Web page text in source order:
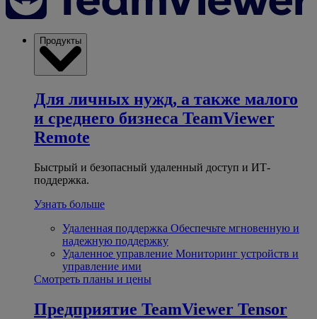
Продукты
Для личных нужд, а также малого
и среднего бизнеса TeamViewer
Remote
Быстрый и безопасный удаленный доступ и ИТ-
поддержка.
Узнать больше
Удаленная поддержка Обеспечьте мгновенную и
надежную поддержку
Удаленное управление Мониторинг устройств и
управление ими
Смотреть планы и цены
Предприятие TeamViewer Tensor